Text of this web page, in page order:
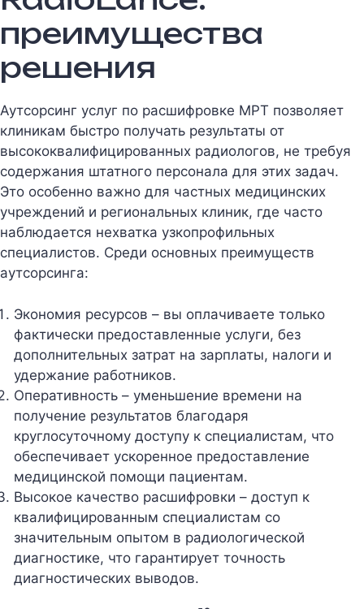
преимущества
решения
Аутсорсинг услуг по расшифровке МРТ позволяет
клиникам быстро получать результаты от
высококвалифицированных радиологов, не требуя
содержания штатного персонала для этих задач.
Это особенно важно для частных медицинских
учреждений и региональных клиник, где часто
наблюдается нехватка узкопрофильных
специалистов. Среди основных преимуществ
аутсорсинга:
Экономия ресурсов – вы оплачиваете только
фактически предоставленные услуги, без
дополнительных затрат на зарплаты, налоги и
удержание работников.
Оперативность – уменьшение времени на
получение результатов благодаря
круглосуточному доступу к специалистам, что
обеспечивает ускоренное предоставление
медицинской помощи пациентам.
Высокое качество расшифровки – доступ к
квалифицированным специалистам со
значительным опытом в радиологической
диагностике, что гарантирует точность
диагностических выводов.